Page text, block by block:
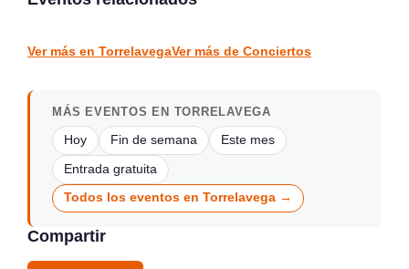
Colindres
Ver más en TorrelavegaVer más de Conciertos
MÁS EVENTOS EN TORRELAVEGA
Hoy Fin de semana Este mes
Entrada gratuita
Todos los eventos en Torrelavega →
Compartir